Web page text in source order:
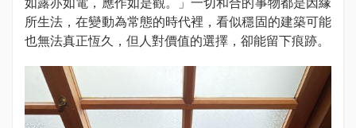
所生法，在變動為常態的時代裡，看似穩固的建築可能
也無法真正恆久，但人對價值的選擇，卻能留下痕跡。